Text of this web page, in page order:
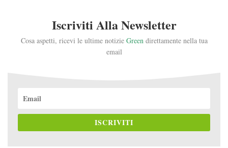
Iscriviti Alla Newsletter
Cosa aspetti, ricevi le ultime notizie Green direttamente nella tua
email
ISCRIVITI